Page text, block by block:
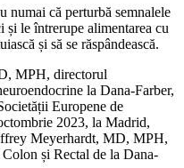
numai că perturbă semnalele
și le întrerupe alimentarea cu
și să se răspândească.
MPH, directorul
la Dana-Farber,
Europene de
2023, la Madrid,
Meyerhardt, MD, MPH,
și Rectal de la Dana-